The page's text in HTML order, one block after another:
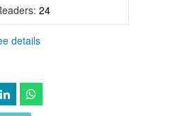
24
details